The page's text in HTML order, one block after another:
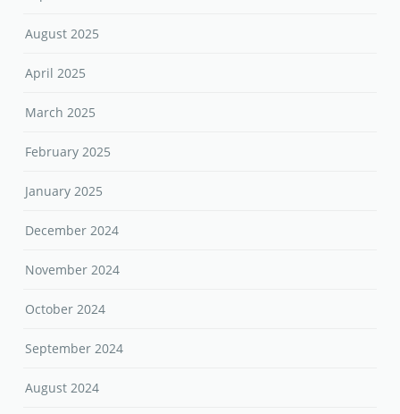
August 2025
April 2025
March 2025
February 2025
January 2025
December 2024
November 2024
October 2024
September 2024
August 2024